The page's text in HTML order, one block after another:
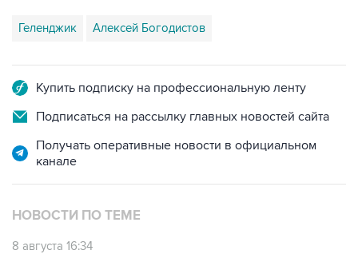
Геленджик Алексей Богодистов
Купить подписку на профессиональную ленту
Подписаться на рассылку главных новостей сайта
Получать оперативные новости в официальном
канале
НОВОСТИ ПО ТЕМЕ
8 августа 16:34